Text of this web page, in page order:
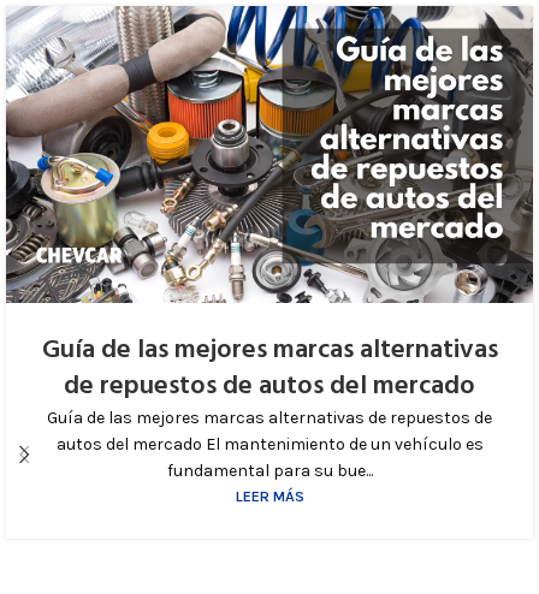
Guía de las mejores marcas alternativas
de repuestos de autos del mercado
Guía de las mejores marcas alternativas de repuestos de
autos del mercado El mantenimiento de un vehículo es
fundamental para su bue...
LEER MÁS